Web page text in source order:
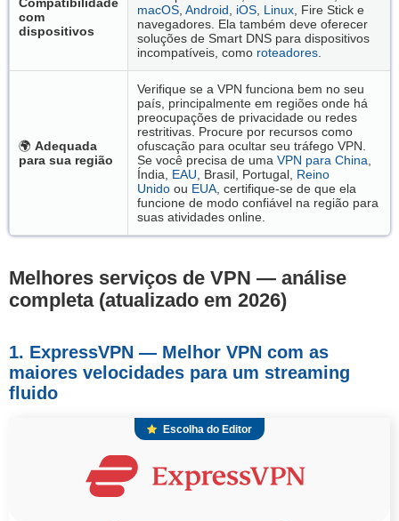
com
dispositivos
macOS Android iOS Linux , Fire Stick e
navegadores. Ela também deve oferecer
soluções de Smart DNS para dispositivos
incompatíveis, como roteadores
🌍 Adequada
para sua região
Verifique se a VPN funciona bem no seu
país, principalmente em regiões onde há
preocupações de privacidade ou redes
restritivas. Procure por recursos como
ofuscação para ocultar seu tráfego VPN.
Se você precisa de uma VPN para China
Índia, EAU , Brasil, Portugal, Reino
Unido ou EUA , certifique-se de que ela
funcione de modo confiável na região para
suas atividades online.
Melhores serviços de VPN — análise
completa (atualizado em 2026)
1. ExpressVPN — Melhor VPN com as
maiores velocidades para um streaming
fluido
Escolha do Editor